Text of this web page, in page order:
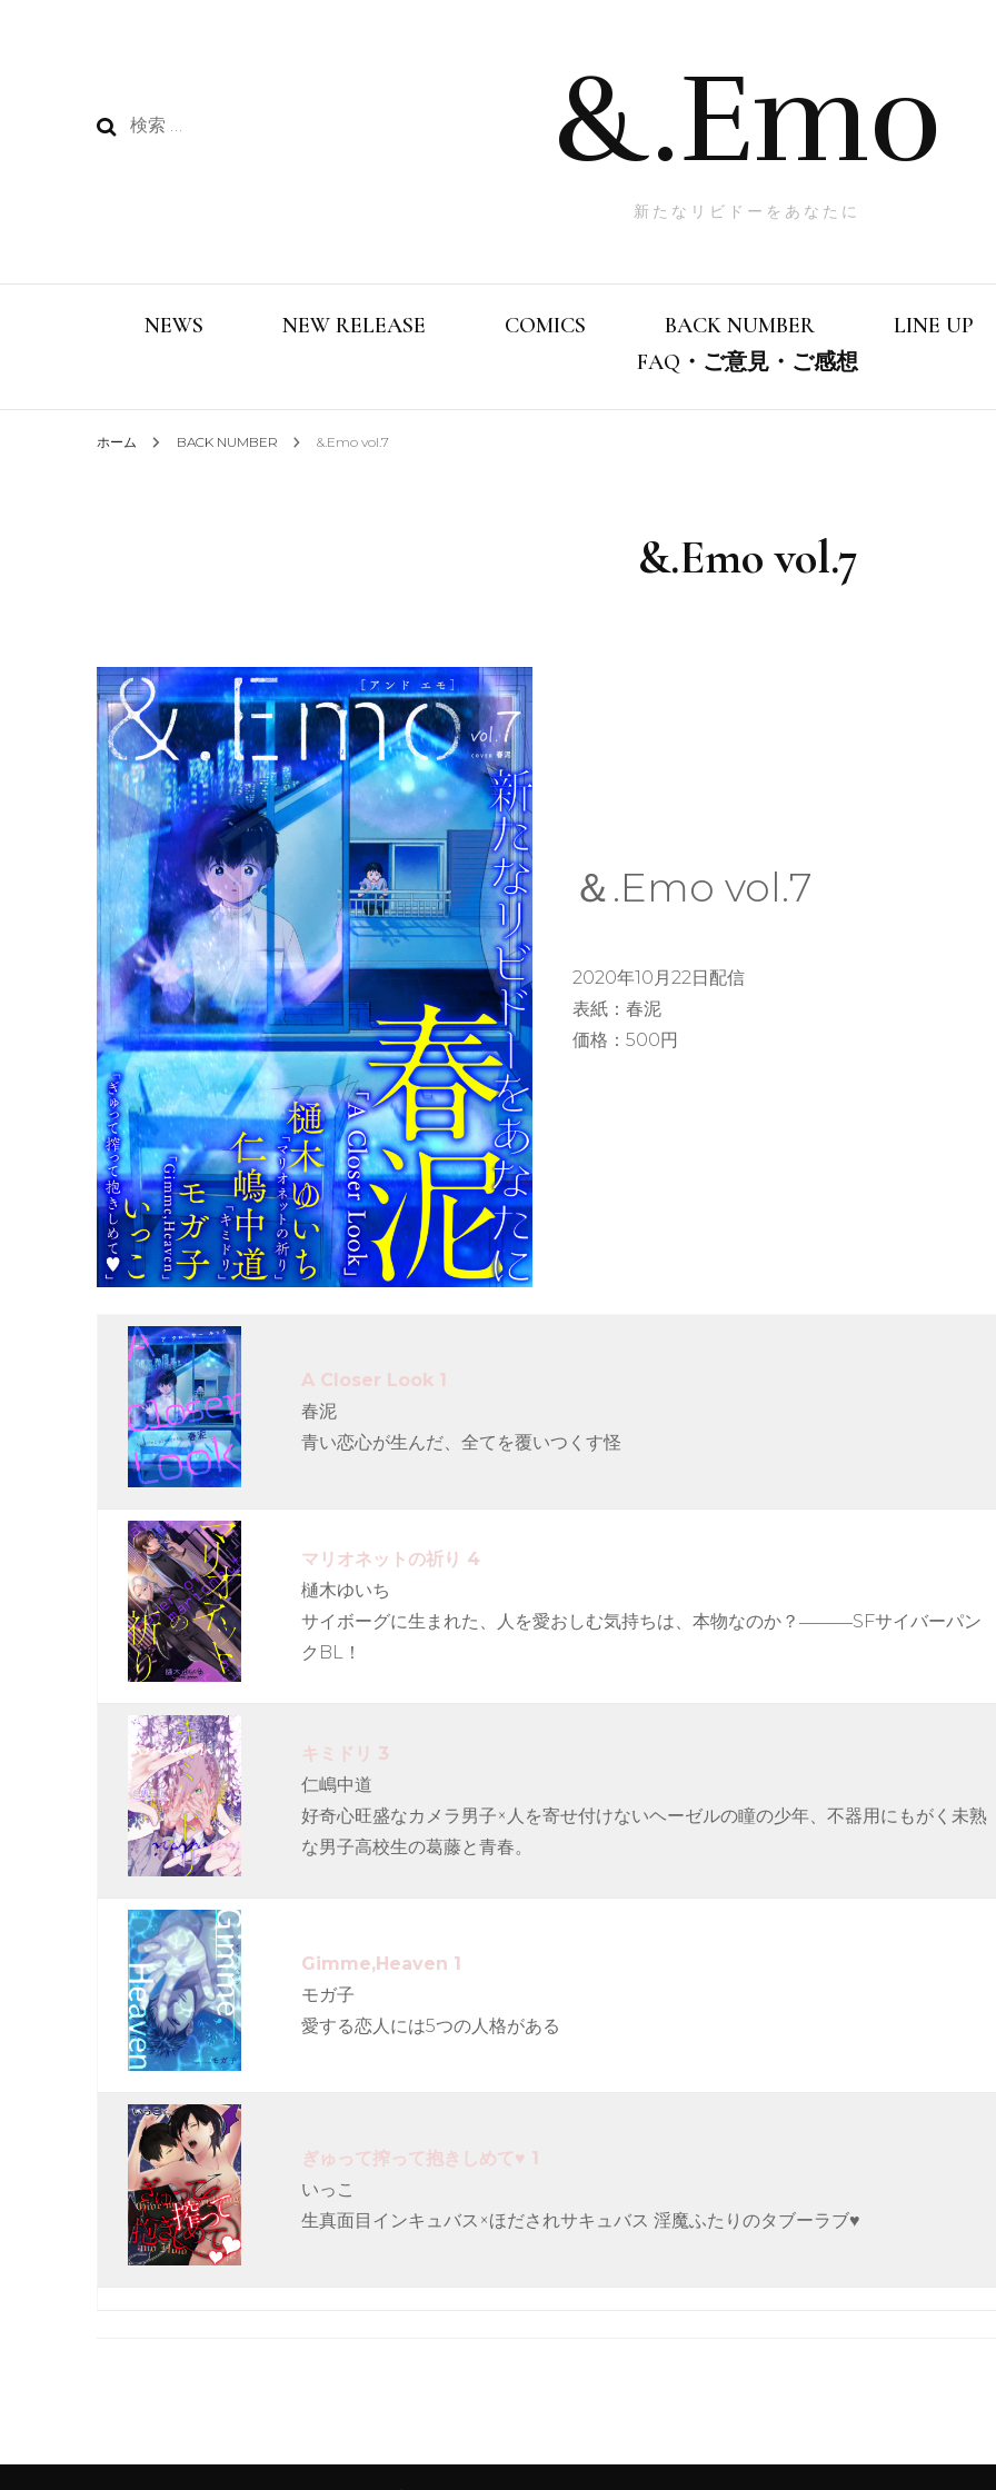
検
&.Emo
新たなリビドーをあなたに
NEWS NEW RELEASE COMICS BACK NUMBER LINE UP
FAQ・ご意見・ご感想
ホーム BACK NUMBER &.Emo vol.7
&.Emo vol.7
＆.Emo vol.7
2020年10月22日配信
表紙：春泥
価格：500円
A Closer Look 1
春泥
青い恋心が生んだ、全てを覆いつくす怪
マリオネットの祈り 4
樋木ゆいち
サイボーグに生まれた、人を愛おしむ気持ちは、本物なのか？―――SFサイバーパン
クBL！
キミドリ 3
仁嶋中道
好奇心旺盛なカメラ男子×人を寄せ付けないヘーゼルの瞳の少年、不器用にもがく未熟
な男子高校生の葛藤と青春。
Gimme,Heaven 1
モガ子
愛する恋人には5つの人格がある
ぎゅって搾って抱きしめて♥ 1
いっこ
生真面目インキュバス×ほだされサキュバス 淫魔ふたりのタブーラブ♥